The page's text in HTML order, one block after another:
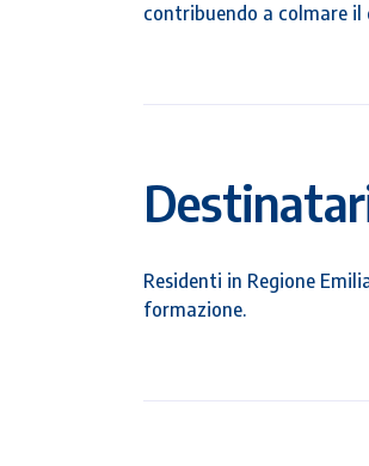
contribuendo a colmare il
Residenti in Regione
formazione.